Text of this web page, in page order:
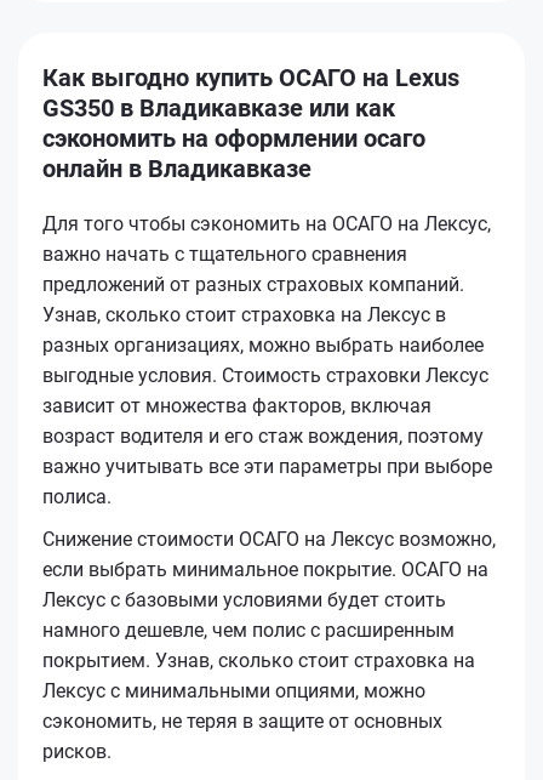
Как выгодно купить ОСАГО на Lexus
GS350 в Владикавказе или как
сэкономить на оформлении осаго
онлайн в Владикавказе
Для того чтобы сэкономить на ОСАГО на Лексус,
важно начать с тщательного сравнения
предложений от разных страховых компаний.
Узнав, сколько стоит страховка на Лексус в
разных организациях, можно выбрать наиболее
выгодные условия. Стоимость страховки Лексус
зависит от множества факторов, включая
возраст водителя и его стаж вождения, поэтому
важно учитывать все эти параметры при выборе
полиса.
Снижение стоимости ОСАГО на Лексус возможно,
если выбрать минимальное покрытие. ОСАГО на
Лексус с базовыми условиями будет стоить
намного дешевле, чем полис с расширенным
покрытием. Узнав, сколько стоит страховка на
Лексус с минимальными опциями, можно
сэкономить, не теряя в защите от основных
рисков.